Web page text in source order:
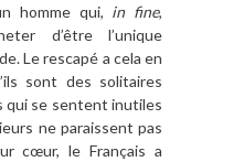
homme qui, in fine,
d’être l’unique
. Le rescapé a cela en
’ils sont des solitaires
qui se sentent inutiles
ne paraissent pas
cœur, le Français a